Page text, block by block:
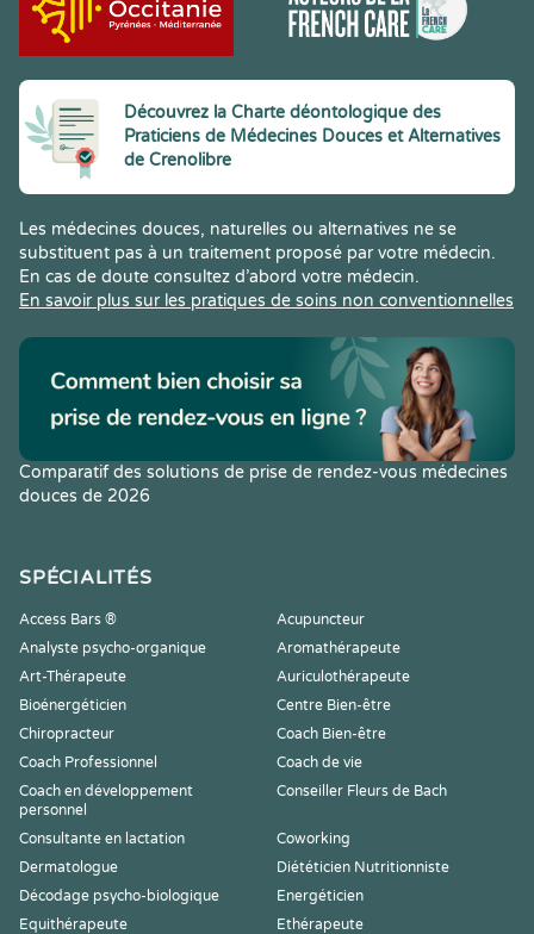
Découvrez la Charte déontologique des
Praticiens de Médecines Douces et Alternatives
de Crenolibre
Les médecines douces, naturelles ou alternatives ne se
substituent pas à un traitement proposé par votre médecin.
En cas de doute consultez d’abord votre médecin.
En savoir plus sur les pratiques de soins non conventionnelles
Comparatif des solutions de prise de rendez-vous médecines
douces de 2026
SPÉCIALITÉS
Access Bars ®
Acupuncteur
Analyste psycho-organique
Aromathérapeute
Art-Thérapeute
Auriculothérapeute
Bioénergéticien
Centre Bien-être
Chiropracteur
Coach Bien-être
Coach Professionnel
Coach de vie
Coach en développement
personnel
Conseiller Fleurs de Bach
Consultante en lactation
Coworking
Dermatologue
Diététicien Nutritionniste
Décodage psycho-biologique
Energéticien
Equithérapeute
Ethérapeute